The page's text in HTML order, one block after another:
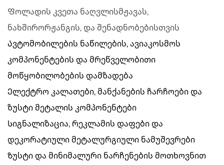
Ფოლადის კვეთა ნაღვლისმჟავას,
ნახშირორჟანგის, და შენადნობებისთვის
Ავტომობილების ნაწილების, ავიაკოსმოს
კომპონენტების და მრეწველობითი
მოწყობილობების დამზადება
Ელექტრო კალათები, მანქანების ჩარჩოები და
ზუსტი მეტალის კომპონენტები
Სიგნალიზაცია, რეკლამის დაფები და
დეკორატიული მეტალურგიული ნამუშევრები
Ზუსტი და მინიმალური ნარჩენების მოთხოვნით